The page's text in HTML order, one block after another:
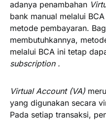
adanya penambahan
bank manual melalui
metode pembayaran.
membutuhkannya,
melalui BCA ini tetap
subscription .
Virtual Account (VA)
yang digunakan secara
Pada setiap transaksi,